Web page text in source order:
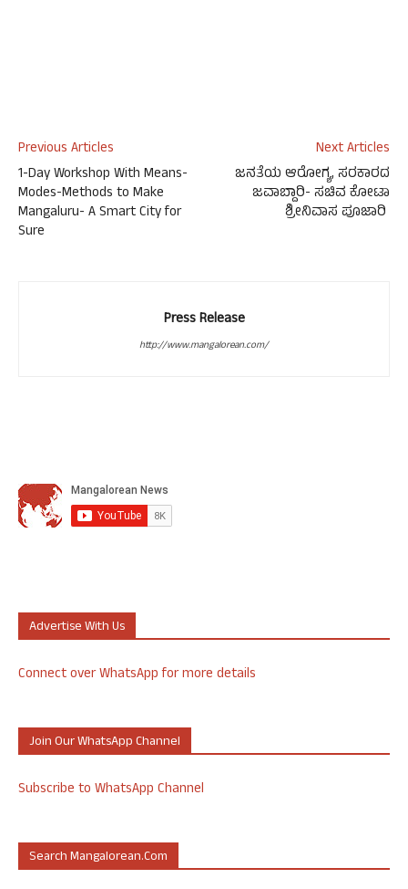
Previous Articles
1-Day Workshop With Means-
Modes-Methods to Make
Mangaluru- A Smart City for
Sure
Next Articles
ಜನತೆಯ ಆರೋಗ್ಯ, ಸರಕಾರದ
ಜವಾಬ್ದಾರಿ- ಸಚಿವ ಕೋಟಾ
ಶ್ರೀನಿವಾಸ ಪೂಜಾರಿ
Press Release
http://www.mangalorean.com/
Advertise With Us
Connect over WhatsApp for more details
Join Our WhatsApp Channel
Subscribe to WhatsApp Channel
Search Mangalorean.com